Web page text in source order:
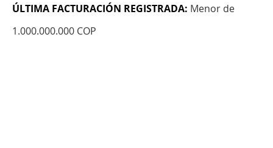
ÚLTIMA FACTURACIÓN REGISTRADA: Menor de
1.000.000.000 COP